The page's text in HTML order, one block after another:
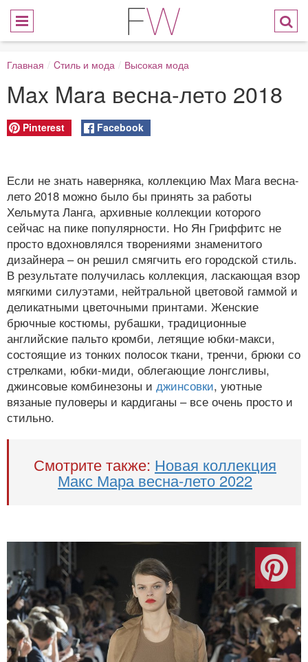
Главная / Cтиль и мода / Высокая мода
Max Mara весна-лето 2018
Pinterest Facebook
Если не знать наверняка, коллекцию Max Mara весна-
лето 2018 можно было бы принять за работы
Хельмута Ланга, архивные коллекции которого
сейчас на пике популярности. Но Ян Гриффитс не
просто вдохновлялся творениями знаменитого
дизайнера – он решил смягчить его городской стиль.
В результате получилась коллекция, ласкающая взор
мягкими силуэтами, нейтральной цветовой гаммой и
деликатными цветочными принтами. Женские
брючные костюмы, рубашки, традиционные
английские пальто кромби, летящие юбки-макси,
состоящие из тонких полосок ткани, тренчи, брюки со
стрелками, юбки-миди, облегающие лонгсливы,
джинсовые комбинезоны и джинсовки, уютные
вязаные пуловеры и кардиганы – все очень просто и
стильно.
Смотрите также: Новая коллекция
Макс Мара весна-лето 2022